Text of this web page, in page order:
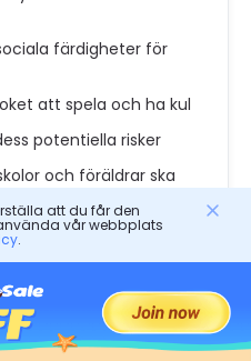
färdigheter för
att spela och ha kul
potentiella risker
och föräldrar ska
En guide för att
ska föräldrar veta om
hur man använder
att du får den
vår webbplats
.